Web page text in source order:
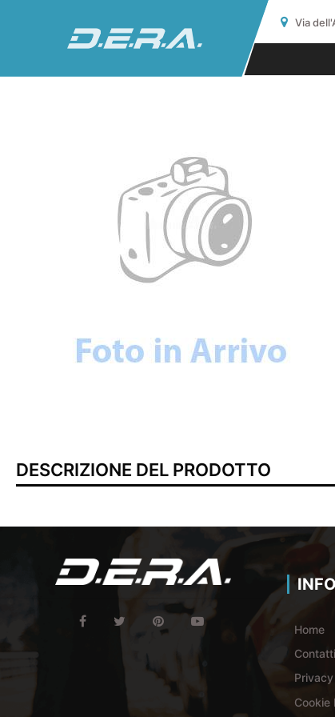
Via
DESCRIZIONE DEL PRODOTTO
Home
Contatti
Cookie